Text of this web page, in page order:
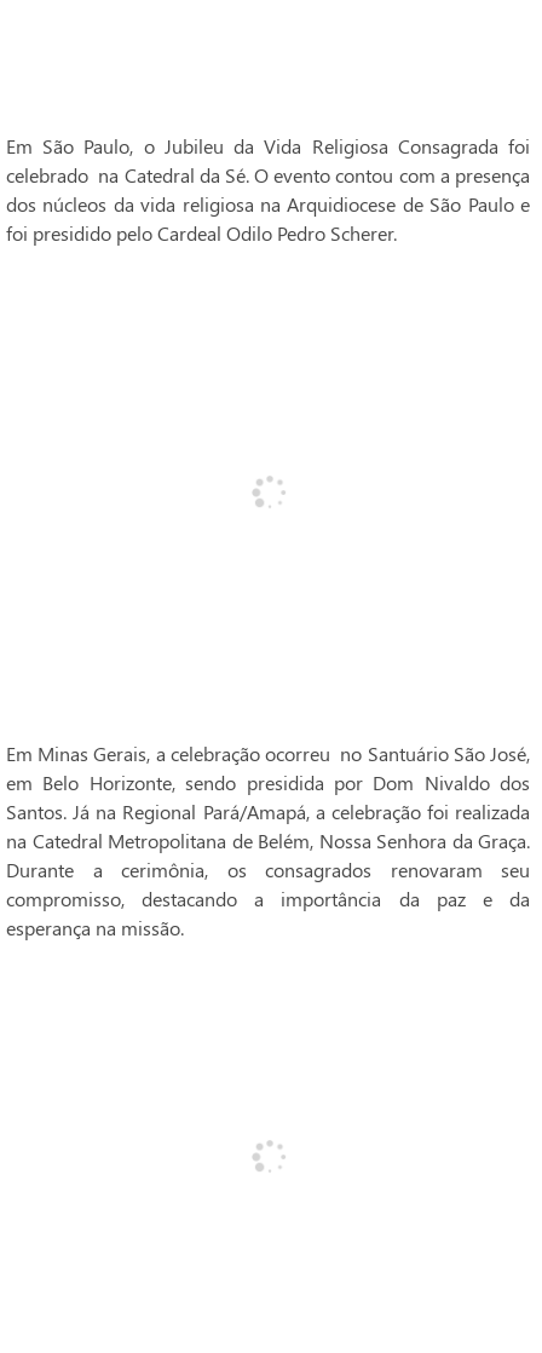
Em São Paulo, o Jubileu da Vida Religiosa Consagrada foi
celebrado na Catedral da Sé. O evento contou com a presença
dos núcleos da vida religiosa na Arquidiocese de São Paulo e
foi presidido pelo Cardeal Odilo Pedro Scherer.
Em Minas Gerais, a celebração ocorreu no Santuário São José,
em Belo Horizonte, sendo presidida por Dom Nivaldo dos
Santos. Já na Regional Pará/Amapá, a celebração foi realizada
na Catedral Metropolitana de Belém, Nossa Senhora da Graça.
Durante a cerimônia, os consagrados renovaram seu
compromisso, destacando a importância da paz e da
esperança na missão.